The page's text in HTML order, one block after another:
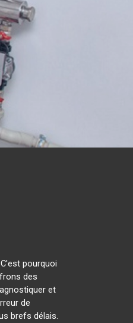
pourquoi
des
et
de
brefs délais.